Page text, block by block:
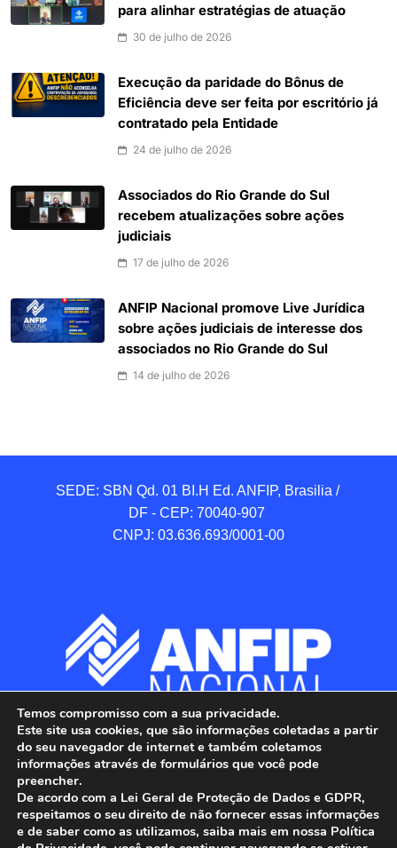
para alinhar estratégias de atuação
30 de julho de 2026
Execução da paridade do Bônus de
Eficiência deve ser feita por escritório já
contratado pela Entidade
24 de julho de 2026
Associados do Rio Grande do Sul
recebem atualizações sobre ações
judiciais
17 de julho de 2026
ANFIP Nacional promove Live Jurídica
sobre ações judiciais de interesse dos
associados no Rio Grande do Sul
14 de julho de 2026
SEDE: SBN Qd. 01 BI.H Ed. ANFIP, Brasilia /
DF - CEP: 70040-907
CNPJ: 03.636.693/0001-00
Temos compromisso com a sua privacidade.
Este site usa cookies, que são informações coletadas a partir
do seu navegador de internet e também coletamos
informações através de formulários que você pode
preencher.
De acordo com a Lei Geral de Proteção de Dados e GDPR,
respeitamos o seu direito de não fornecer essas informações
e de saber como as utilizamos, saiba mais em nossa Política